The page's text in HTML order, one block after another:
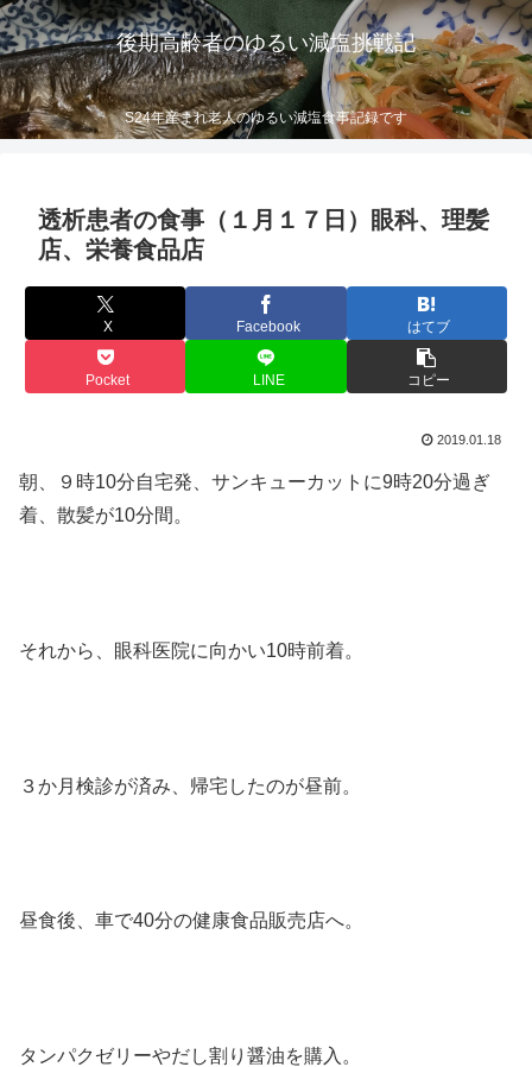
後期高齢者のゆるい減塩挑戦記
S24年産まれ老人のゆるい減塩食事記録です
透析患者の食事（１月１７日）眼科、理髪
店、栄養食品店
X Facebook はてブ
Pocket LINE コピー
2019.01.18
朝、９時10分自宅発、サンキューカットに9時20分過ぎ
着、散髪が10分間。
それから、眼科医院に向かい10時前着。
３か月検診が済み、帰宅したのが昼前。
昼食後、車で40分の健康食品販売店へ。
タンパクゼリーやだし割り醤油を購入。